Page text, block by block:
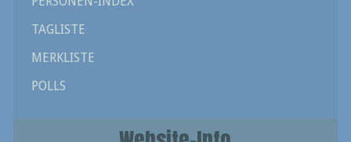
TAGLISTE
MERKLISTE
POLLS